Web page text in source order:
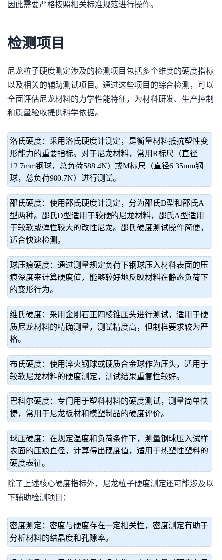
因此需要严格按照相关标准规范进行操作。
检测项目
尼龙粒子硬度测定涉及的检测项目包括多个维度的硬度指标
以及相关的辅助测试项目。通过这些项目的综合检测，可以
全面评估尼龙材料的力学性能特征，为材料研发、生产控制
和质量验收提供科学依据。
洛氏硬度：采用洛氏硬度计测定，是衡量材料抵抗塑性变
形能力的重要指标。对于尼龙材料，常用R标尺（直径
12.7mm钢球，总负荷588.4N）或M标尺（直径6.35mm钢
球，总负荷980.7N）进行测试。
邵氏硬度：使用邵氏硬度计测定，分为邵氏D型和邵氏A
型两种。邵氏D型适用于较硬的尼龙材料，邵氏A型适用
于较软或弹性较大的改性尼龙。邵氏硬度测试操作简便，
适合快速检测。
球压痕硬度：通过测量规定负荷下钢球压入材料表面的压
痕深度来计算硬度值，能够较好地反映材料在静态负荷下
的变形行为。
维氏硬度：采用金刚石正四棱锥压头进行测试，适用于硬
质尼龙材料的精确测量，测试精度高，但制样要求较为严
格。
布氏硬度：使用淬火钢球或硬质合金球作为压头，适用于
较软尼龙材料的硬度测定，测试结果重复性较好。
巴科尔硬度：专门用于塑料材料的硬度测试，测量简单快
捷，常用于尼龙板材和模塑制品的硬度评价。
球压硬度：在规定温度和负荷条件下，测量钢球压入试样
表面的压痕直径，计算得出硬度值，适用于热塑性塑料的
硬度表征。
除了上述核心硬度指标外，尼龙粒子硬度测定还可能涉及以
下辅助检测项目：
密度测定：密度与硬度存在一定相关性，密度测定有助于
分析材料的结晶度和孔隙率。